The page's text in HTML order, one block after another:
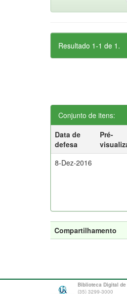
Resultado 1-1 de 1.
Conjunto de itens:
Data de
defesa
Pré-
8-Dez-2016
Compartilhamento
Biblioteca Digital
(35) 3299-3000